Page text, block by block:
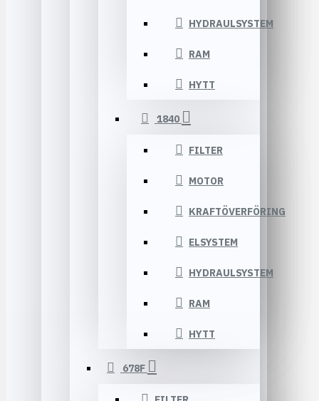
HYDRAULSYSTEM
RAM
HYTT
1840
FILTER
MOTOR
KRAFTÖVERFÖRING
ELSYSTEM
HYDRAULSYSTEM
RAM
HYTT
678F